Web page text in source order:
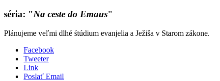
séria: "Na ceste do Emaus"
Plánujeme veľmi dlhé śtúdium evanjelia a Ježiša v Starom zákone.
Facebook
Tweeter
Link
Poslať Email